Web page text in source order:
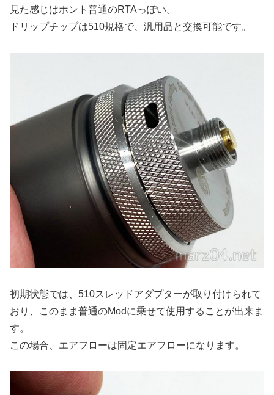
見た感じはホント普通のRTAっぽい。
ドリップチップは510規格で、汎用品と交換可能です。
初期状態では、510スレッドアダプターが取り付けられて
おり、このまま普通のModに乗せて使用することが出来ま
す。
この場合、エアフローは固定エアフローになります。